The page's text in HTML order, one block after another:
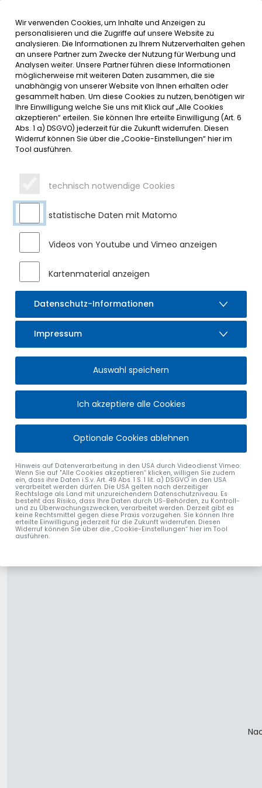
MENÜ
SERVICE
DATUMSMENÜ
JAHR WÄHLEN
MONAT WÄHLEN
Wir verwenden Cookies, um Inhalte und Anzeigen zu
personalisieren und die Zugriffe auf unsere Website zu
analysieren. Die Informationen zu Ihrem Nutzerverhalten gehen
an unsere Partner zum Zwecke der Nutzung für Werbung und
Analysen weiter. Unsere Partner führen diese Informationen
möglicherweise mit weiteren Daten zusammen, die sie
unabhängig von unserer Website von Ihnen erhalten oder
gesammelt haben. Um diese Cookies zu nutzen, benötigen wir
Ihre Einwilligung welche Sie uns mit Klick auf „Alle Cookies
akzeptieren“ erteilen. Sie können Ihre erteilte Einwilligung (Art. 6
Abs. 1 a) DSGVO) jederzeit für die Zukunft widerrufen. Diesen
Widerruf können Sie über die „Cookie-Einstellungen“ hier im
Tool ausführen.
technisch notwendige Cookies
statistische Daten mit Matomo
Videos von Youtube und Vimeo anzeigen
Kartenmaterial anzeigen
Datenschutz-Informationen
Impressum
Auswahl speichern
Ich akzeptiere alle Cookies
Optionale Cookies ablehnen
Hinweis auf Datenverarbeitung in den USA durch Videodienst Vimeo:
Wenn Sie auf "Alle Cookies akzeptieren“ klicken, willigen Sie zudem
ein, dass ihre Daten i.S.v. Art. 49 Abs. 1 S. 1 lit. a) DSGVO in den USA
verarbeitet werden dürfen. Die USA gelten nach derzeitiger
Rechtslage als Land mit unzureichendem Datenschutzniveau. Es
besteht das Risiko, dass Ihre Daten durch US-Behörden, zu Kontroll-
und zu Überwachungszwecken, verarbeitet werden. Derzeit gibt es
keine Rechtsmittel gegen diese Praxis vorzugehen. Sie können Ihre
erteilte Einwilligung jederzeit für die Zukunft widerrufen. Diesen
Widerruf können Sie über die „Cookie-Einstellungen“ hier im Tool
ausführen.